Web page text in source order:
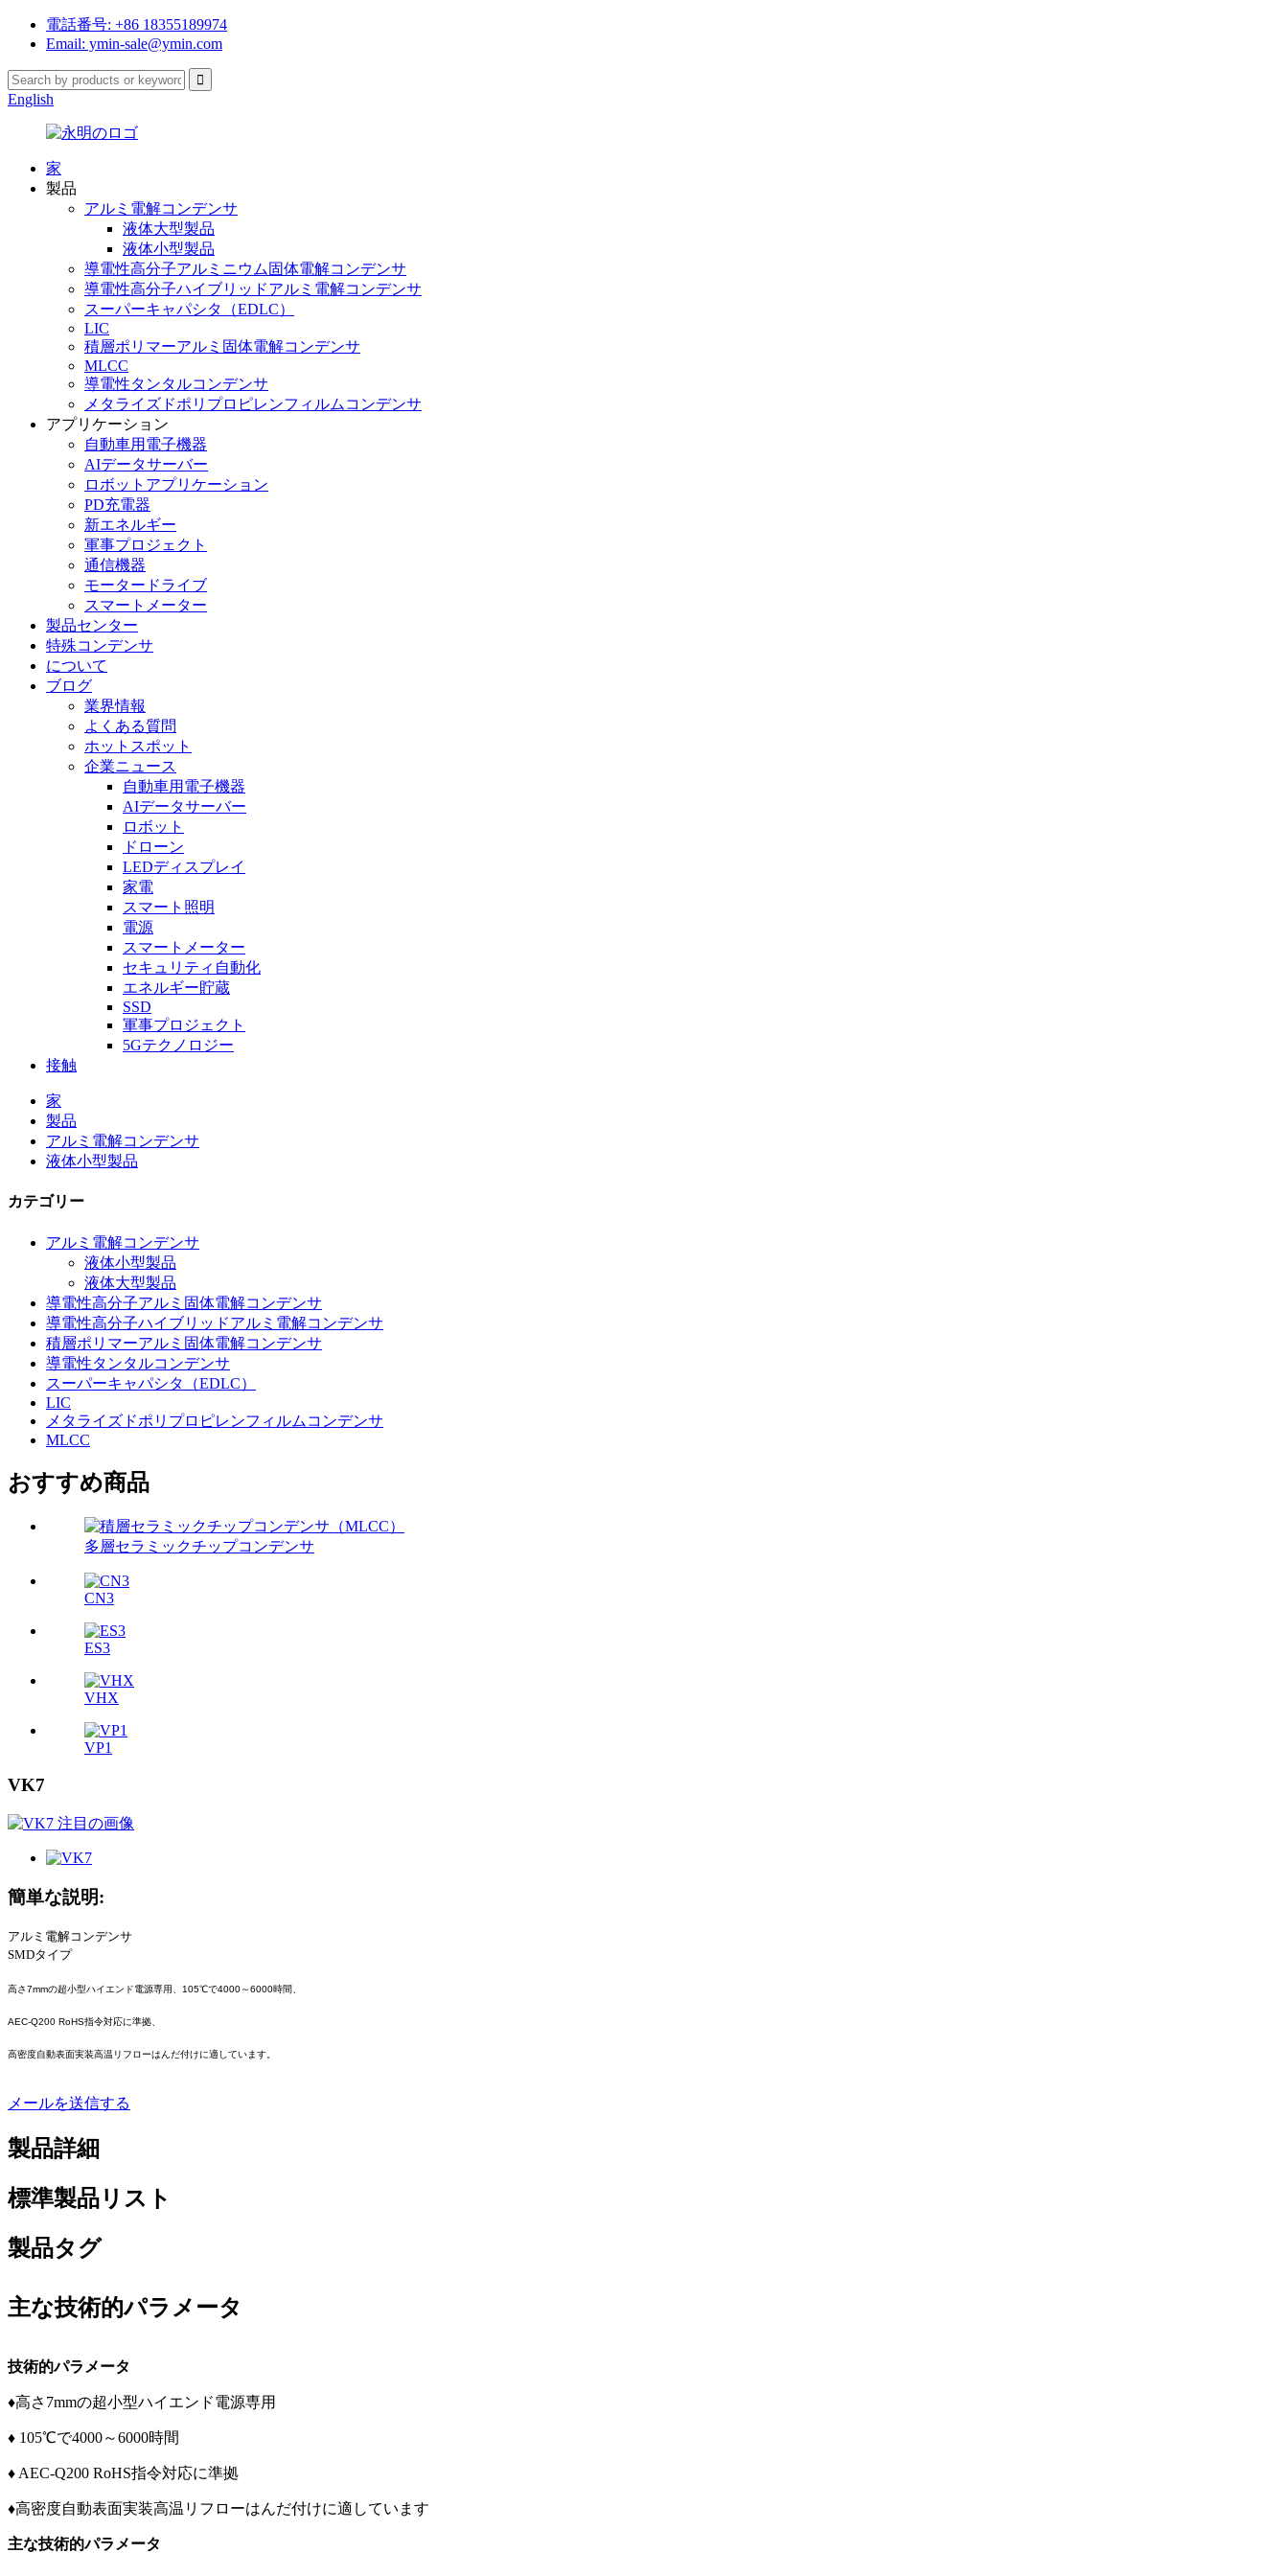
電話番号: +86 18355189974
Email: ymin-sale@ymin.com
English
家
製品
アルミ電解コンデンサ
液体大型製品
液体小型製品
導電性高分子アルミニウム固体電解コンデンサ
導電性高分子ハイブリッドアルミ電解コンデンサ
スーパーキャパシタ（EDLC）
LIC
積層ポリマーアルミ固体電解コンデンサ
MLCC
導電性タンタルコンデンサ
メタライズドポリプロピレンフィルムコンデンサ
アプリケーション
自動車用電子機器
AIデータサーバー
ロボットアプリケーション
PD充電器
新エネルギー
軍事プロジェクト
通信機器
モータードライブ
スマートメーター
製品センター
特殊コンデンサ
について
ブログ
業界情報
よくある質問
ホットスポット
企業ニュース
自動車用電子機器
AIデータサーバー
ロボット
ドローン
LEDディスプレイ
家電
スマート照明
電源
スマートメーター
セキュリティ自動化
エネルギー貯蔵
SSD
軍事プロジェクト
5Gテクノロジー
接触
家
製品
アルミ電解コンデンサ
液体小型製品
カテゴリー
アルミ電解コンデンサ
液体小型製品
液体大型製品
導電性高分子アルミ固体電解コンデンサ
導電性高分子ハイブリッドアルミ電解コンデンサ
積層ポリマーアルミ固体電解コンデンサ
導電性タンタルコンデンサ
スーパーキャパシタ（EDLC）
LIC
メタライズドポリプロピレンフィルムコンデンサ
MLCC
おすすめ商品
多層セラミックチップコンデンサ
CN3
ES3
VHX
VP1
VK7
簡単な説明:
アルミ電解コンデンサ
SMDタイプ
高さ7mmの超小型ハイエンド電源専用、105℃で4000～6000時間、
AEC-Q200 RoHS指令対応に準拠、
高密度自動表面実装高温リフローはんだ付けに適しています。
メールを送信する
製品詳細
標準製品リスト
製品タグ
主な技術的パラメータ
技術的パラメータ
♦高さ7mmの超小型ハイエンド電源専用
♦ 105℃で4000～6000時間
♦ AEC-Q200 RoHS指令対応に準拠
♦高密度自動表面実装高温リフローはんだ付けに適しています
主な技術的パラメータ